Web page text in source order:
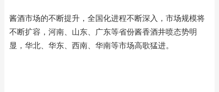
酱酒市场的不断提升，全国化进程不断深入，市场规模将
不断扩容，河南、山东、广东等省份酱香酒井喷态势明
显，华北、华东、西南、华南等市场高歌猛进。